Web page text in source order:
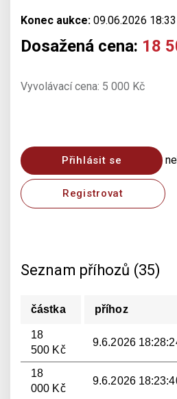
Konec aukce: 09.06.2026 18:33
Dosažená cena: 18
Vyvolávací cena: 5 000 Kč
Přihlásit se
Registrovat
Seznam příhozů (35)
částka příhoz
18
500 Kč
9.6.2026
18
000 Kč
9.6.2026